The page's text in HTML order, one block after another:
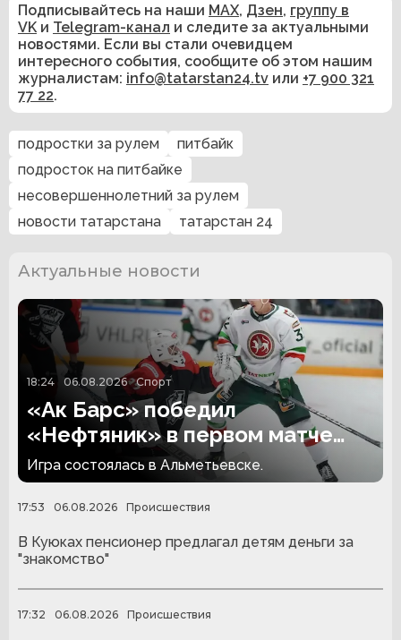
Подписывайтесь на наши MAX, Дзен, группу в
VK и Telegram-канал и следите за актуальными
новостями. Если вы стали очевидцем
интересного события, сообщите об этом нашим
журналистам: info@tatarstan24.tv или +7 900 321
77 22.
подростки за рулем
питбайк
подросток на питбайке
несовершеннолетний за рулем
новости татарстана
татарстан 24
Актуальные новости
18:24 06.08.2026 Спорт
«Ак Барс» победил
«Нефтяник» в первом матче
сезона
Игра состоялась в Альметьевске.
17:53 06.08.2026 Происшествия
В Куюках пенсионер предлагал детям деньги за
"знакомство"
17:32 06.08.2026 Происшествия